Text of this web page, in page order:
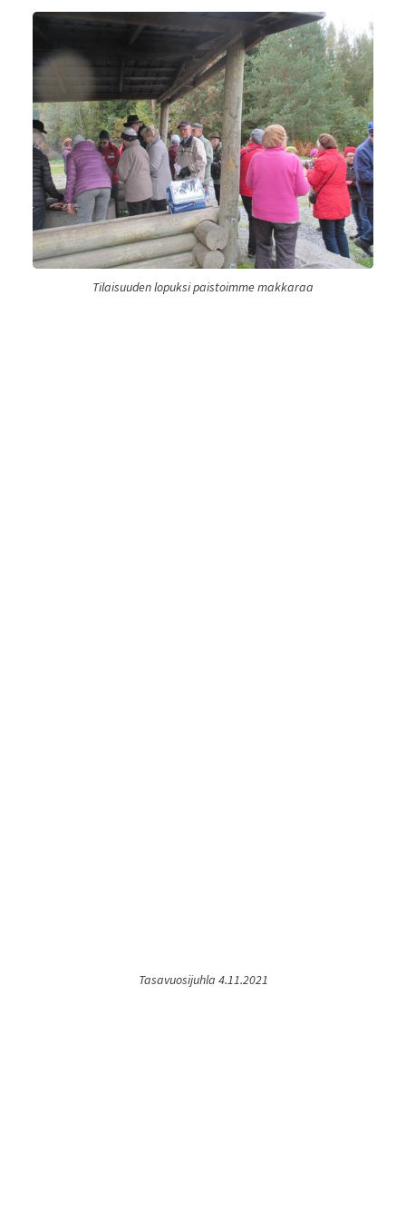
Tilaisuuden lopuksi paistoimme makkaraa
Tasavuosijuhla 4.11.2021